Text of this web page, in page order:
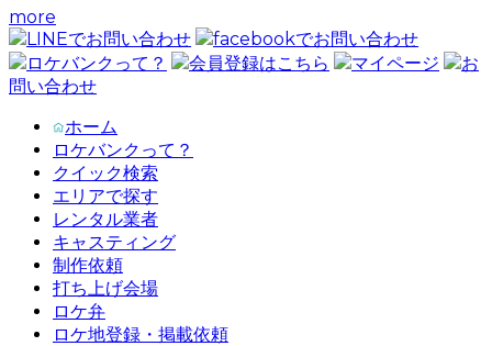
more
LINEでお問い合わせ
facebookでお問い合わせ
ロケバンクって？
会員登録はこちら マイページ
お
問い合わせ
ホーム
ロケバンクって？
クイック検索
エリアで探す
レンタル業者
キャスティング
制作依頼
打ち上げ会場
ロケ弁
ロケ地登録・掲載依頼